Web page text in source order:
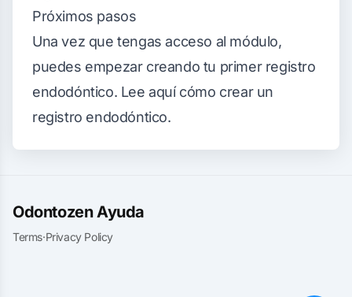
Próximos pasos
Una vez que tengas acceso al módulo,
puedes empezar creando tu primer registro
endodóntico. Lee aquí cómo crear un
registro endodóntico.
Odontozen Ayuda
Terms·Privacy Policy